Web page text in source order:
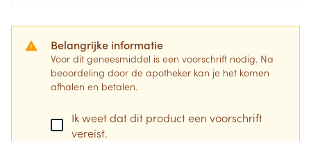
Belangrijke informatie
Voor dit geneesmiddel is een voorschrift nodig. Na
beoordeling door de apotheker kan je het komen
afhalen en betalen.
Ik weet dat dit product een voorschrift
vereist.